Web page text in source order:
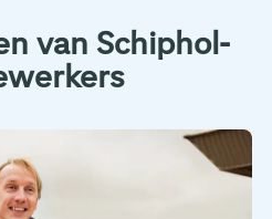
van Schiphol-